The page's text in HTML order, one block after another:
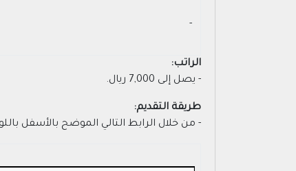
- ‏
الراتب:
- يصل إلى 7,000 ريال.
طريقة التقديم:
- من خلال الرابط التالي الموضح بالأسفل